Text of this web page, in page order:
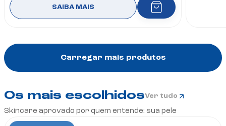
SAIBA MAIS
Carregar mais produtos
Os mais escolhidosVer tudo
Skincare aprovado por quem entende: sua pele